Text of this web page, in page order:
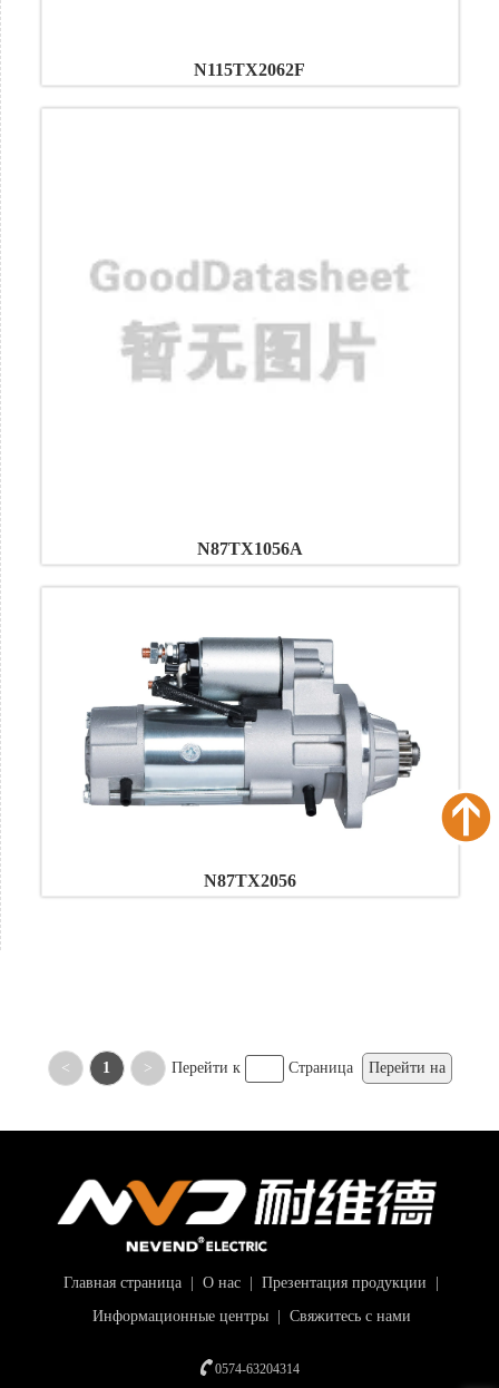
N115TX2062F
N87TX1056A
N87TX2056
< 1 > Перейти к Страница Перейти на
Главная страница О нас Презентация продукции
Информационные центры| Свяжитесь с нами
0574-63204314